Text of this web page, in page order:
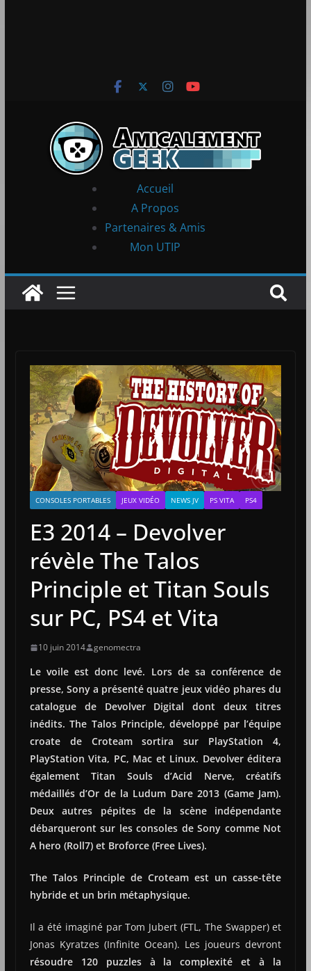
Accueil
A Propos
Partenaires & Amis
Mon UTIP
CONSOLES PORTABLES JEUX VIDÉO NEWS JV PS VITA PS4
E3 2014 – Devolver
révèle The Talos
Principle et Titan Souls
sur PC, PS4 et Vita
10 juin 2014 genomectra
Le voile est donc levé. Lors de sa conférence de
presse, Sony a présenté quatre jeux vidéo phares du
catalogue de Devolver Digital dont deux titres
inédits. The Talos Principle, développé par l’équipe
croate de Croteam sortira sur PlayStation 4,
PlayStation Vita, PC, Mac et Linux. Devolver éditera
également Titan Souls d’Acid Nerve, créatifs
médaillés d’Or de la Ludum Dare 2013 (Game Jam).
Deux autres pépites de la scène indépendante
débarqueront sur les consoles de Sony comme Not
A hero (Roll7) et Broforce (Free Lives).
The Talos Principle de Croteam est un casse-tête
hybride et un brin métaphysique.
Il a été imaginé par Tom Jubert (FTL, The Swapper) et
Jonas Kyratzes (Infinite Ocean). Les joueurs devront
résoudre 120 puzzles à la complexité et à la